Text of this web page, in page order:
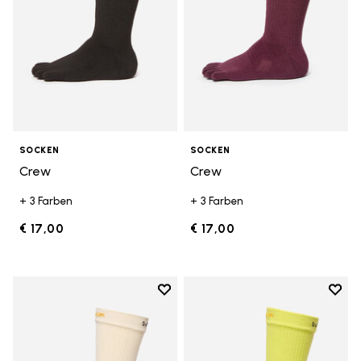
SOCKEN
Crew
+ 3 Farben
€ 17,00
SOCKEN
Crew
+ 3 Farben
€ 17,00
Add to wishlist
Add to wishlist Crew
Add